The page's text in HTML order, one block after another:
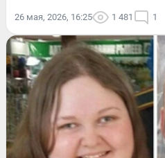
26 мая, 2026, 16:25 1 481 1